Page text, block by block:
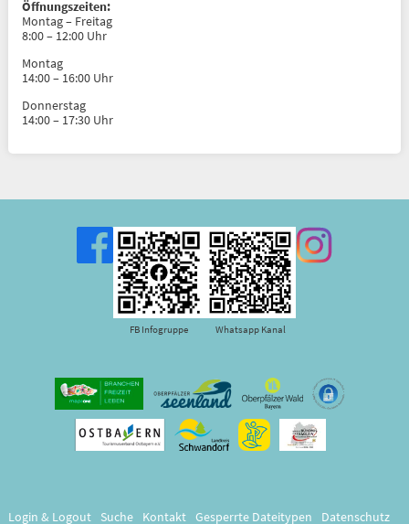
Öffnungszeiten:
Montag – Freitag
8:00 – 12:00 Uhr
Montag
14:00 – 16:00 Uhr
Donnerstag
14:00 – 17:30 Uhr
FB Infogruppe Whatsapp Kanal
Login & Logout Suche Kontakt Gesperrte Dateitypen Datenschutz